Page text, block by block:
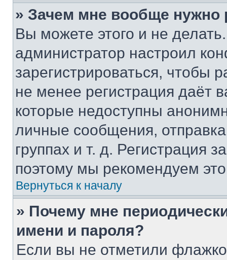
» Зачем мне вообще нужно
Вы можете этого и не
администратор настроил
зарегистрироваться, чтобы
не менее регистрация даёт
которые недоступны
личные сообщения,
группах и т. д. Регистрация
поэтому мы рекомендуем
Вернуться к началу
» Почему мне
имени и пароля?
Если вы не отметили